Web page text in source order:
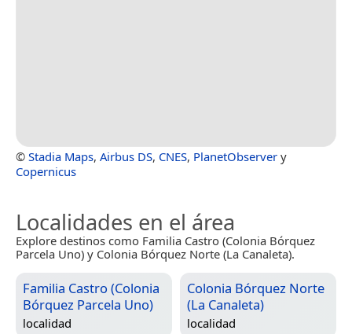
© Stadia Maps, Airbus DS, CNES, PlanetObserver y
Copernicus
Localidades en el área
Explore destinos como Familia Castro (Colonia Bórquez
Parcela Uno) y Colonia Bórquez Norte (La Canaleta).
Familia Castro (Colonia
Bórquez Parcela Uno)
localidad
Colonia Bórquez Norte
(La Canaleta)
localidad